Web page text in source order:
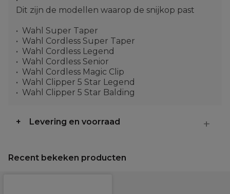
Dit zijn de modellen waarop de snijkop past
Wahl Super Taper
Wahl Cordless Super Taper
Wahl Cordless Legend
Wahl Cordless Senior
Wahl Cordless Magic Clip
Wahl Clipper 5 Star Legend
Wahl Clipper 5 Star Balding
Levering en voorraad
Recent bekeken producten